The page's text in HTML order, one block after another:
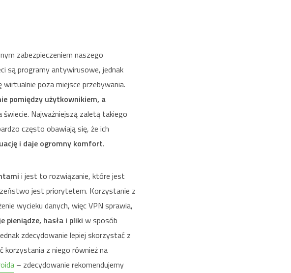
zabezpieczeniem naszego
są programy antywirusowe, jednak
poza miejsce przebywania.
pomiędzy użytkownikiem, a
Najważniejszą zaletą takiego
często obawiają się, że ich
i daje ogromny komfort.
i jest to rozwiązanie, które jest
jest priorytetem. Korzystanie z
wycieku danych, więc VPN sprawia,
pieniądze, hasła i pliki w sposób
zdecydowanie lepiej skorzystać z
korzystania z niego również na
– zdecydowanie rekomendujemy